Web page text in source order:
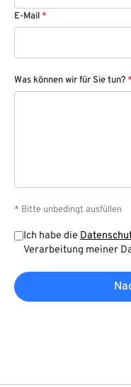
E-Mail *
Was können wir für Sie tun? *
* Bitte unbedingt ausfüllen
Ich habe die
Verarbeitung meiner